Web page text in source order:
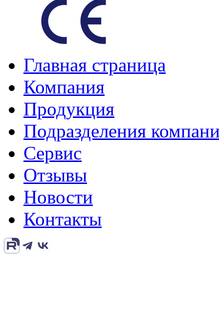
Главная страница
Компания
Продукция
Подразделения
Сервис
Отзывы
Новости
Контакты